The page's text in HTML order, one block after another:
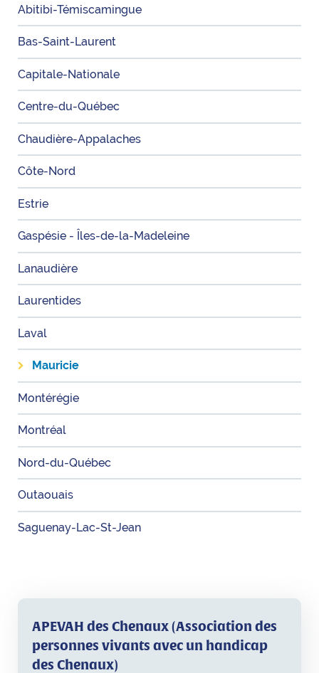
Abitibi-Témiscamingue
Bas-Saint-Laurent
Capitale-Nationale
Centre-du-Québec
Chaudière-Appalaches
Côte-Nord
Estrie
Gaspésie - Îles-de-la-Madeleine
Lanaudière
Laurentides
Laval
Mauricie
Montérégie
Montréal
Nord-du-Québec
Outaouais
Saguenay-Lac-St-Jean
APEVAH des Chenaux (Association des
personnes vivants avec un handicap
des Chenaux)